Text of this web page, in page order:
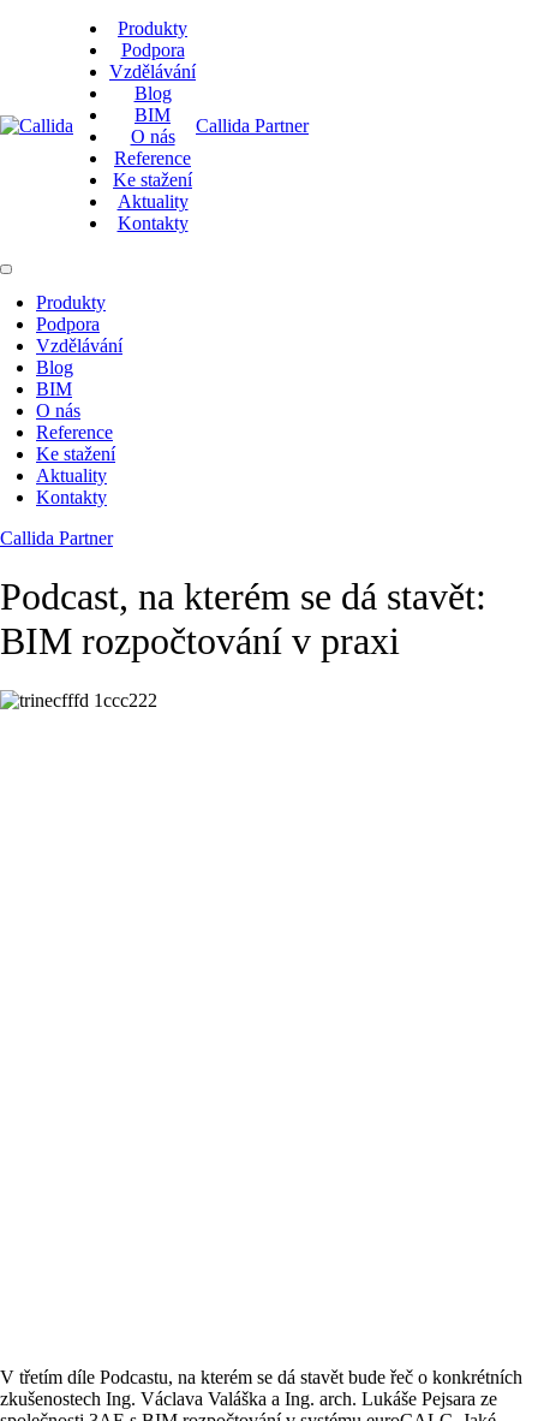
Produkty
Podpora
Vzdělávání
Blog
BIM
O nás
Reference
Ke stažení
Aktuality
Kontakty
Callida Partner
Produkty
Podpora
Vzdělávání
Blog
BIM
O nás
Reference
Ke stažení
Aktuality
Kontakty
Callida Partner
Podcast, na kterém se dá stavět:
BIM rozpočtování v praxi
V třetím díle Podcastu, na kterém se dá stavět bude řeč o konkrétních
zkušenostech Ing. Václava Valáška a Ing. arch. Lukáše Pejsara ze